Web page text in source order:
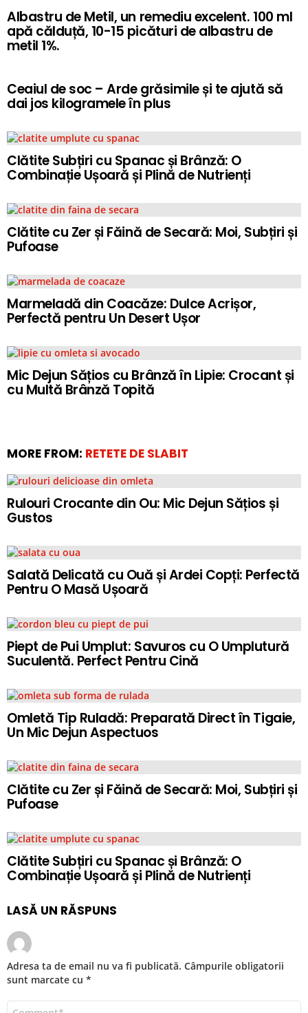
Albastru de Metil, un remediu excelent. 100 ml
apă călduță, 10-15 picături de albastru de
metil 1%.
Ceaiul de soc – Arde grăsimile și te ajută să
dai jos kilogramele în plus
Clătite Subțiri cu Spanac și Brânză: O
Combinație Ușoară și Plină de Nutrienți
Clătite cu Zer și Făină de Secară: Moi, Subțiri și
Pufoase
Marmeladă din Coacăze: Dulce Acrișor,
Perfectă pentru Un Desert Ușor
Mic Dejun Sățios cu Brânză în Lipie: Crocant și
cu Multă Brânză Topită
MORE FROM: RETETE DE SLABIT
Rulouri Crocante din Ou: Mic Dejun Sățios și
Gustos
Salată Delicată cu Ouă și Ardei Copți: Perfectă
Pentru O Masă Ușoară
Piept de Pui Umplut: Savuros cu O Umplutură
Suculentă. Perfect Pentru Cină
Omletă Tip Ruladă: Preparată Direct în Tigaie,
Un Mic Dejun Aspectuos
Clătite cu Zer și Făină de Secară: Moi, Subțiri și
Pufoase
Clătite Subțiri cu Spanac și Brânză: O
Combinație Ușoară și Plină de Nutrienți
LASĂ UN RĂSPUNS
Adresa ta de email nu va fi publicată. Câmpurile obligatorii
sunt marcate cu *
Comentariu